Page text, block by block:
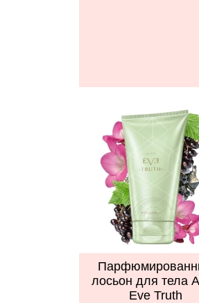
лосьон для тела
Eve Truth